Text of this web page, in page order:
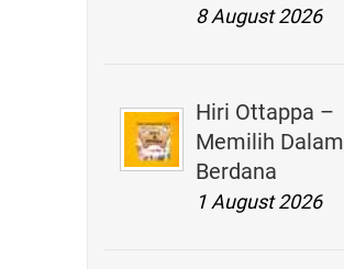
8 August 2026
Hiri Ottappa –
Memilih Dalam
Berdana
1 August 2026